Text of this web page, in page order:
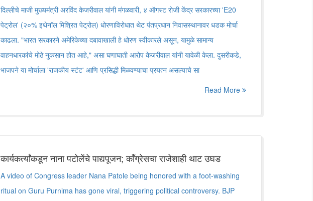
दिल्लीचे माजी मुख्यमंत्री अरविंद केजरीवाल यांनी मंगळवारी, ४ ऑगस्ट रोजी केंद्र सरकारच्या 'E20
पेट्रोल' (२०% इथेनॉल मिश्रित पेट्रोल) धोरणाविरोधात थेट पंतप्रधान निवासस्थानावर धडक मोर्चा
काढला. "भारत सरकारने अमेरिकेच्या दबावाखाली हे धोरण स्वीकारले असून, यामुळे सामान्य
वाहनधारकांचे मोठे नुकसान होत आहे," असा घणाघाती आरोप केजरीवाल यांनी यावेळी केला. दुसरीकडे,
भाजपने या मोर्चाला 'राजकीय स्टंट' आणि प्रसिद्धी मिळवण्याचा प्रयत्न असल्याचे सा
Read More
कार्यकर्त्यांकडून नाना पटोलेंचे पाद्यपूजन; काँग्रेसचा राजेशाही थाट उघड
A video of Congress leader Nana Patole being honored with a foot-washing
ritual on Guru Purnima has gone viral, triggering political controversy. BJP